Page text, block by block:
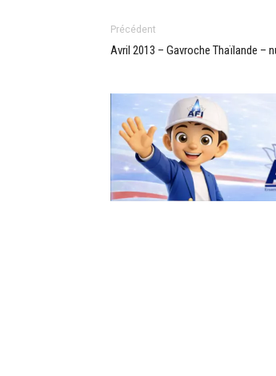
Précédent
Avril 2013 – Gavroche Thaïlande –